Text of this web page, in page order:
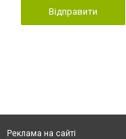
Відправити
Реклама на сайті